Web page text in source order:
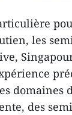
les
domaines
des